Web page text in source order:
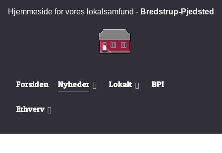
Hjemmeside for vores lokalsamfund - Bredstrup-Pjedsted
Forsiden Nyheder Lokalt BPI
Erhverv